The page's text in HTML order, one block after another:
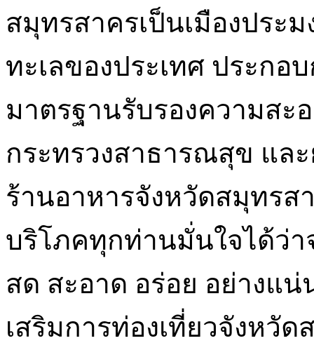
สมุทรสาครเป็นเมืองประ
ทะเลของประเทศ ประกอ
มาตรฐานรับรองความส
กระทรวงสาธารณสุข แล
ร้านอาหารจังหวัดสมุทรส
บริโภคทุกท่านมั่นใจได้ว่า
สด สะอาด อร่อย อย่างแ
เสริมการท่องเที่ยวจังหวั